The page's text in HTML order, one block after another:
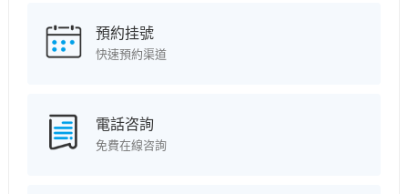
預約挂號
快速預約渠道
電話咨詢
免費在線咨詢